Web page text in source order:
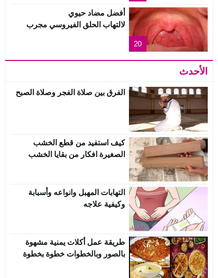
20
أفضل مضاد حيوي
لالتهاب الحلق الفيروسي مجرب
الأحدث
الفرق بين صلاة الفجر وصلاة الصبح
كيف استفيد من قطع الخشب
الصغيرة افكار من بقايا الخشب
التهابات المهبل وانواعه وأسبابة
وكيفية علاجه
طريقة عمل أكلات يمنية مشهوة
بالصور وبالخطوات خطوة بخطوة